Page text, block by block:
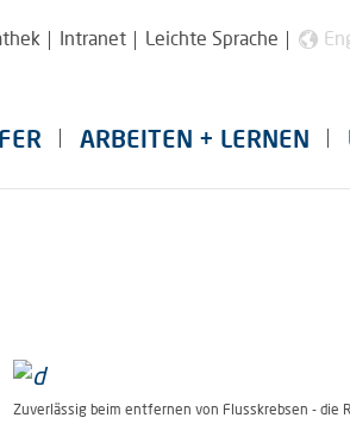
Intranet Leichte Sprache
ARBEITEN + LERNEN
Zuverlässig beim entfernen von Flusskrebsen -